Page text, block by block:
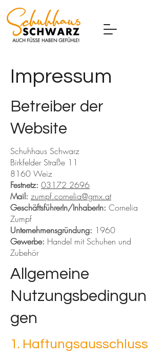
Impressum
Betreiber der
Website
Schuhhaus Schwarz
Birkfelder Straße 11
8160 Weiz
Festnetz: 03172 2696
Mail: zumpf.cornelia@gmx.at
GeschäftsführerIn/InhaberIn: Cornelia
Zumpf
Unternehmensgründung: 1960
Gewerbe: Handel mit Schuhen und
Zubehör
Allgemeine
Nutzungsbedingun
gen
1. Haftungsausschluss